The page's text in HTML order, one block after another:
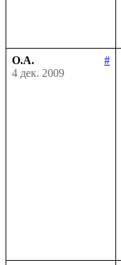
О.А.
#
4 дек. 2009